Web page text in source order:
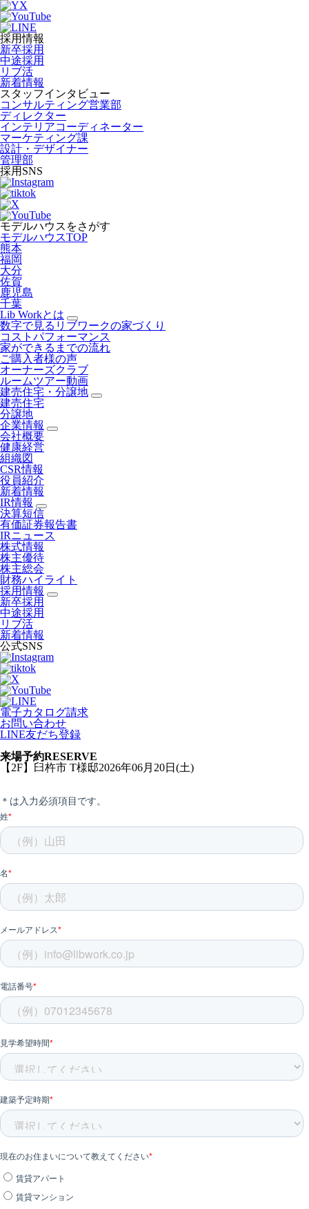
採用情報
新卒採用
中途採用
リブ活
新着情報
スタッフインタビュー
コンサルティング営業部
ディレクター
インテリアコーディネーター
マーケティング課
設計・デザイナー
管理部
採用SNS
モデルハウスをさがす
モデルハウスTOP
熊本
福岡
大分
佐賀
鹿児島
千葉
Lib Workとは
数字で見るリブワークの家づくり
コストパフォーマンス
家ができるまでの流れ
ご購入者様の声
オーナーズクラブ
ルームツアー動画
建売住宅・分譲地
建売住宅
分譲地
企業情報
会社概要
健康経営
組織図
CSR情報
役員紹介
新着情報
IR情報
決算短信
有価証券報告書
IRニュース
株式情報
株主優待
株主総会
財務ハイライト
採用情報
新卒採用
中途採用
リブ活
新着情報
公式SNS
電子カタログ請求
お問い合わせ
LINE友だち登録
来場予約RESERVE
【2F】臼杵市 T様邸2026年06月20日(土)